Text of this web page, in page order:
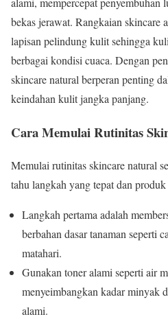
bekas jerawat. Rangkaian skincare
lapisan pelindung kulit sehingga
berbagai kondisi cuaca. Dengan
skincare natural berperan penting
keindahan kulit jangka panjang.
Cara Memulai Rutinitas
Memulai rutinitas skincare natural
tahu langkah yang tepat dan
Langkah pertama adalah
berbahan dasar tanaman seperti
matahari.
Gunakan toner alami seperti air
menyeimbangkan kadar minyak
alami.